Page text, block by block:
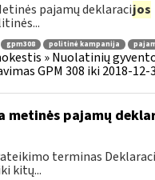
pajamų deklaracijos
gpm308 politinė kampanija
» Nuolatinių
GPM 308 iki 2018-12-
pajamų
terminas
kitų...